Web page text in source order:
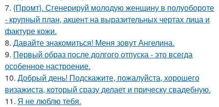
7. {Промт}. Сгенерируй молодую женщину в полуобороте
- крупный план, акцент на выразительных чертах лица и
фактуре кожи.
8. Давайте знакомиться! Меня зовут Ангелина.
9. Первый образ после долгого отпуска - это всегда
особенное настроение.
10. Добрый день! Подскажите, пожалуйста, хорошего
визажиста, который сразу делает и прическу свадебную.
11. Я не люблю тебя.